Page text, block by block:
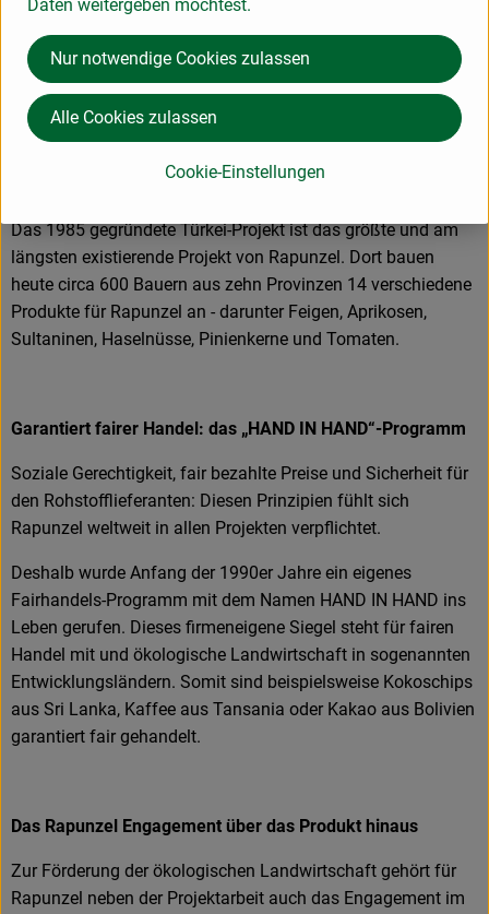
Das größte Rapunzel Anbauprojekt: Bio aus der Türkei
Als Bio-Pionier setzt sich Rapunzel von Anfang an für die
Förderung der ökologischen Landwirtschaft ein. Aus dieser
Das 1985 gegründete Türkei-Projekt ist das größte und am
längsten existierende Projekt von Rapunzel. Dort bauen
heute circa 600 Bauern aus zehn Provinzen 14 verschiedene
Produkte für Rapunzel an - darunter Feigen, Aprikosen,
Sultaninen, Haselnüsse, Pinienkerne und Tomaten.
Garantiert fairer Handel: das „HAND IN HAND“-Programm
Soziale Gerechtigkeit, fair bezahlte Preise und Sicherheit für
den Rohstofflieferanten: Diesen Prinzipien fühlt sich
Rapunzel weltweit in allen Projekten verpflichtet.
Deshalb wurde Anfang der 1990er Jahre ein eigenes
Fairhandels-Programm mit dem Namen HAND IN HAND ins
Leben gerufen. Dieses firmeneigene Siegel steht für fairen
Handel mit und ökologische Landwirtschaft in sogenannten
Entwicklungsländern. Somit sind beispielsweise Kokoschips
aus Sri Lanka, Kaffee aus Tansania oder Kakao aus Bolivien
garantiert fair gehandelt.
Das Rapunzel Engagement über das Produkt hinaus
Zur Förderung der ökologischen Landwirtschaft gehört für
Rapunzel neben der Projektarbeit auch das Engagement im
Daten weitergeben möchtest.
Cookie-Einstellungen
Nur notwendige Cookies zulassen
Alle Cookies zulassen